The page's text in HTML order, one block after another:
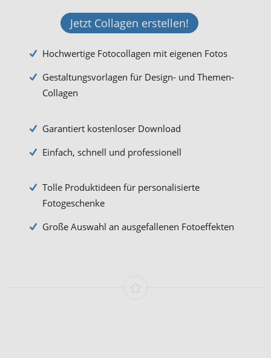
Jetzt Collagen erstellen!
Hochwertige Fotocollagen mit eigenen Fotos
Gestaltungsvorlagen für Design- und Themen-
Collagen
Garantiert kostenloser Download
Einfach, schnell und professionell
Tolle Produktideen für personalisierte
Fotogeschenke
Große Auswahl an ausgefallenen Fotoeffekten